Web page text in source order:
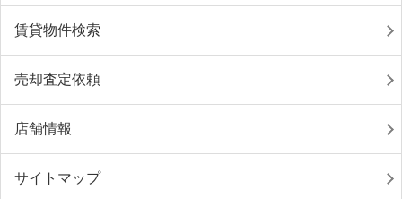
賃貸物件検索
売却査定依頼
店舗情報
サイトマップ